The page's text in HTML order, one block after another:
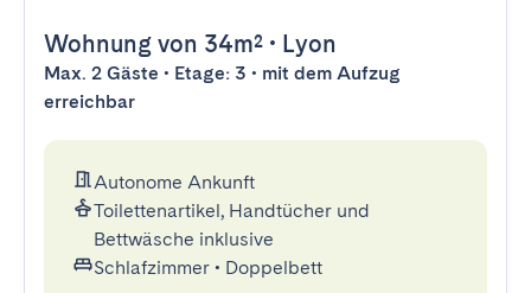
Wohnung von 34m² • Lyon
Max. 2 Gäste • Etage: 3 • mit dem Aufzug
erreichbar
Autonome Ankunft
Toilettenartikel, Handtücher und
Bettwäsche inklusive
Schlafzimmer • Doppelbett